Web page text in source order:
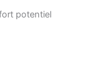
potentiel